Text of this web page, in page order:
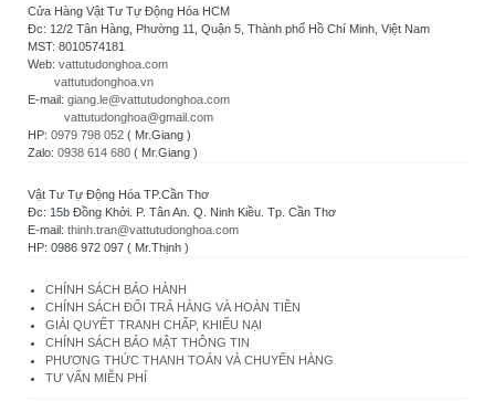
Cửa Hàng Vật Tư Tự Động Hóa HCM
Đc: 12/2 Tân Hàng, Phường 11, Quận 5, Thành phố Hồ Chí Minh, Việt Nam
MST: 8010574181
Web: vattutudonghoa.com
vattutudonghoa.vn
E-mail: giang.le@vattutudonghoa.com
vattutudonghoa@gmail.com
HP: 0979 798 052 ( Mr.Giang )
Zalo: 0938 614 680 ( Mr.Giang )
Vật Tư Tự Động Hóa TP.Cần Thơ
Đc: 15b Đồng Khởi. P. Tân An. Q. Ninh Kiều. Tp. Cần Thơ
E-mail: thinh.tran@vattutudonghoa.com
HP: 0986 972 097 ( Mr.Thịnh )
CHÍNH SÁCH BẢO HÀNH
CHÍNH SÁCH ĐỔI TRẢ HÀNG VÀ HOÀN TIỀN
GIẢI QUYẾT TRANH CHẤP, KHIẾU NẠI
CHÍNH SÁCH BẢO MẬT THÔNG TIN
PHƯƠNG THỨC THANH TOÁN VÀ CHUYỂN HÀNG
TƯ VẤN MIỄN PHÍ